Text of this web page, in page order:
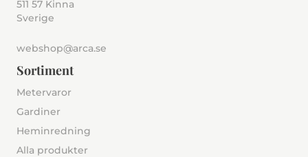
511 57 Kinna
Sverige
webshop@arca.se
Sortiment
Metervaror
Gardiner
Heminredning
Alla produkter